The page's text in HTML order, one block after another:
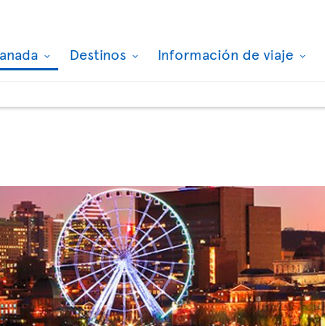
Destinos Información de viaje